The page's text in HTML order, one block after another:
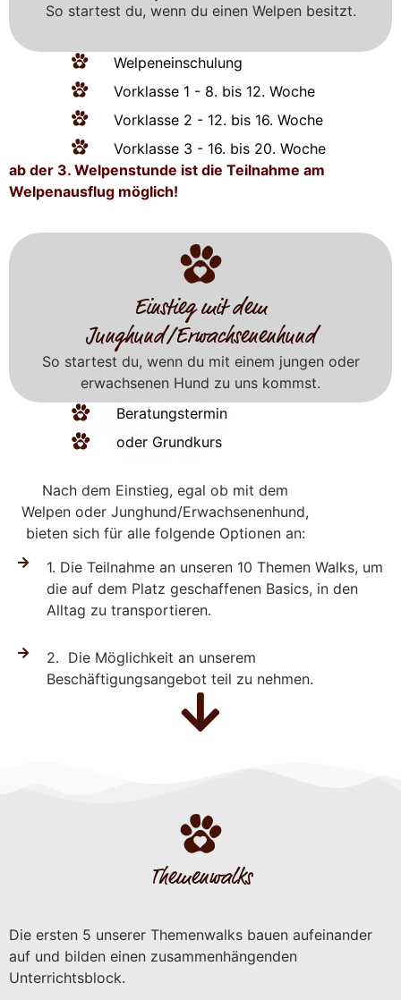
So startest du, wenn du einen Welpen besitzt.
Welpeneinschulung
Vorklasse 1 - 8. bis 12. Woche
Vorklasse 2 - 12. bis 16. Woche
Vorklasse 3 - 16. bis 20. Woche
ab der 3. Welpenstunde ist die Teilnahme am
Welpenausflug möglich!
Einstieg mit dem
Junghund/Erwachsenenhund
So startest du, wenn du mit einem jungen oder
erwachsenen Hund zu uns kommst.
Beratungstermin
oder Grundkurs
Nach dem Einstieg, egal ob mit dem
Welpen oder Junghund/Erwachsenenhund,
bieten sich für alle folgende Optionen an:
1. Die Teilnahme an unseren 10 Themen Walks, um
die auf dem Platz geschaffenen Basics, in den
Alltag zu transportieren.
2. Die Möglichkeit an unserem
Beschäftigungsangebot teil zu nehmen.
Themenwalks
Die ersten 5 unserer Themenwalks bauen aufeinander
auf und bilden einen zusammenhängenden
Unterrichtsblock.